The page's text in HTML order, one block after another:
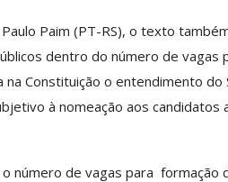
Paim (PT-RS), o texto
dentro do número de vagas
Constituição o entendimento do
à nomeação aos
o número de vagas para
Realizados No Primeiro
Semestre Mostram A
Importância…
Comunicacao